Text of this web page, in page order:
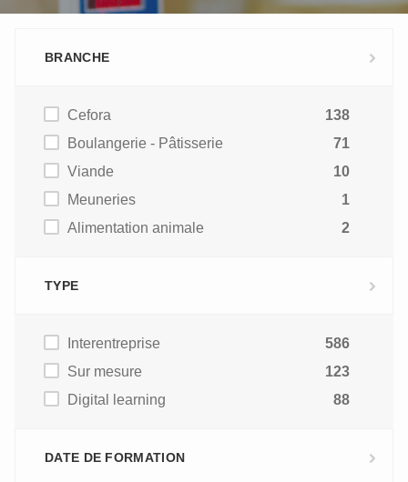
BRANCHE
Cefora
138
Boulangerie - Pâtisserie
71
Viande
10
Meuneries
1
Alimentation animale
2
TYPE
Interentreprise
586
Sur mesure
123
Digital learning
88
DATE DE FORMATION